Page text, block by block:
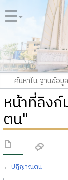
หน้าที่ลิง
ตน"
← ปฏิญาณตน